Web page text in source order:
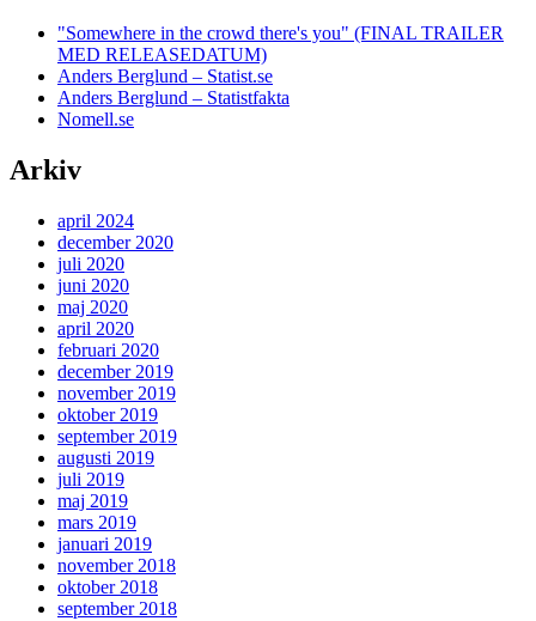
"Somewhere in the crowd there's you" (FINAL TRAILER
MED RELEASEDATUM)
Anders Berglund – Statist.se
Anders Berglund – Statistfakta
Nomell.se
Arkiv
april 2024
december 2020
juli 2020
juni 2020
maj 2020
april 2020
februari 2020
december 2019
november 2019
oktober 2019
september 2019
augusti 2019
juli 2019
maj 2019
mars 2019
januari 2019
november 2018
oktober 2018
september 2018